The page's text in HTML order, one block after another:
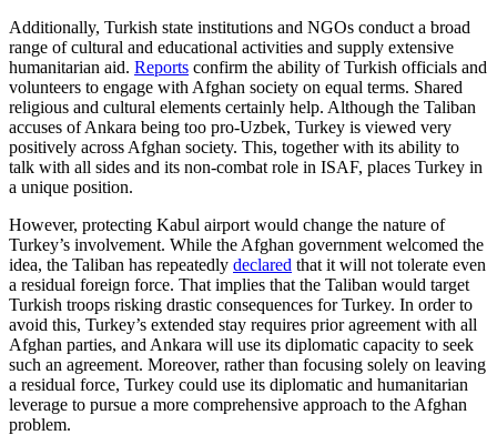
Additionally, Turkish state institutions and NGOs conduct a broad
range of cultural and educational activities and supply extensive
humanitarian aid. Reports confirm the ability of Turkish officials and
volunteers to engage with Afghan society on equal terms. Shared
religious and cultural elements certainly help. Although the Taliban
accuses of Ankara being too pro-Uzbek, Turkey is viewed very
positively across Afghan society. This, together with its ability to
talk with all sides and its non-combat role in ISAF, places Turkey in
a unique position.
However, protecting Kabul airport would change the nature of
Turkey’s involvement. While the Afghan government welcomed the
idea, the Taliban has repeatedly declared that it will not tolerate even
a residual foreign force. That implies that the Taliban would target
Turkish troops risking drastic consequences for Turkey. In order to
avoid this, Turkey’s extended stay requires prior agreement with all
Afghan parties, and Ankara will use its diplomatic capacity to seek
such an agreement. Moreover, rather than focusing solely on leaving
a residual force, Turkey could use its diplomatic and humanitarian
leverage to pursue a more comprehensive approach to the Afghan
problem.